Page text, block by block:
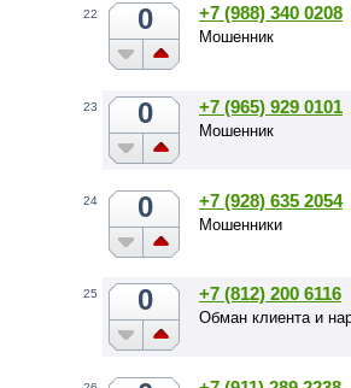
22 0 +7 (988) 340 0208
Мошенник
23 0 +7 (965) 929 0101
Мошенник
24 0 +7 (928) 635 2054
Мошенники
25 0 +7 (812) 200 6116
Обман клиента и